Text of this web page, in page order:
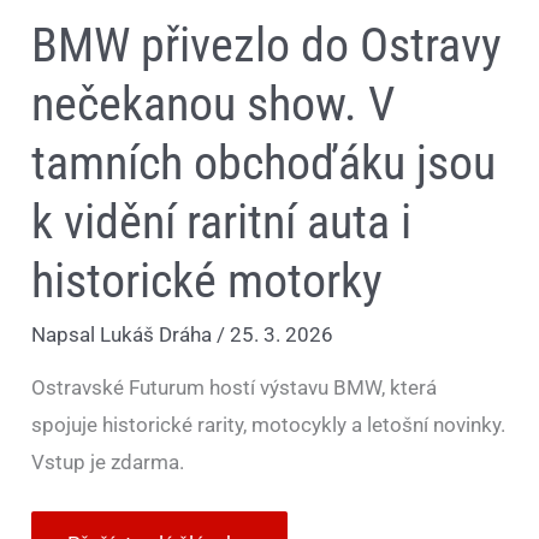
BMW přivezlo do Ostravy
nečekanou show. V
tamních obchoďáku jsou
k vidění raritní auta i
historické motorky
Napsal Lukáš Dráha /25. 3. 2026
Ostravské Futurum hostí výstavu BMW, která
spojuje historické rarity, motocykly a letošní novinky.
Vstup je zdarma.